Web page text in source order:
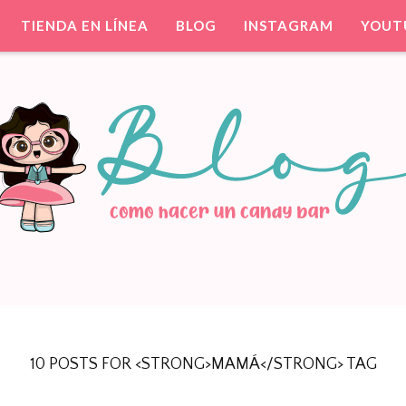
TIENDA EN LÍNEA BLOG INSTAGRAM
10 POSTS FOR <STRONG>MAMÁ</STRONG> TAG